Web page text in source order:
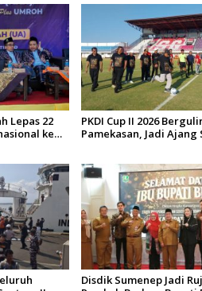
Lepas 22
ke
PKDI Cup II 2026
Pamekasan, Jadi Ajang
Disdik Sumenep Jadi